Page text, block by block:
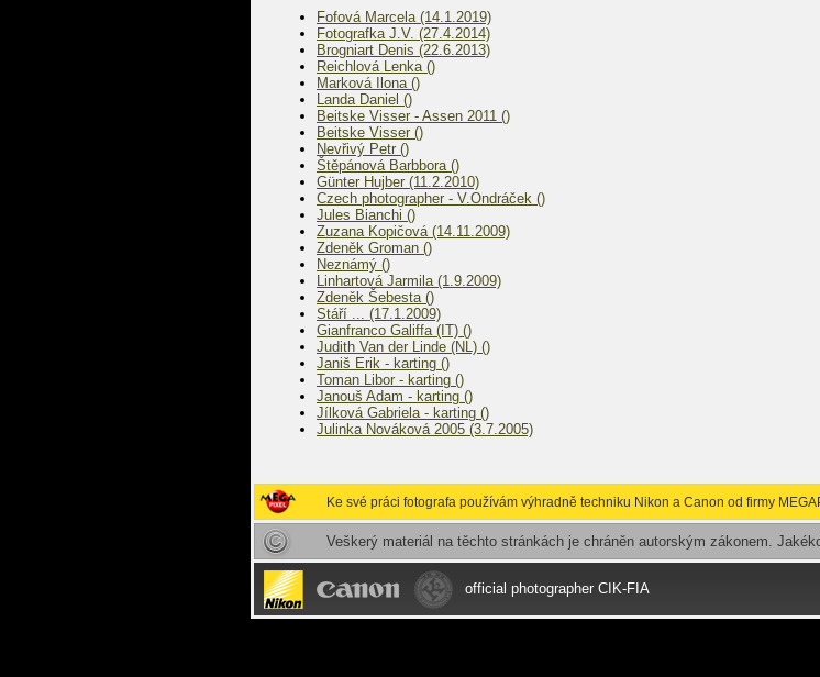
Fofová Marcela (14.1.2019)
Fotografka J.V. (27.4.2014)
Brogniart Denis (22.6.2013)
Reichlová Lenka ()
Marková Ilona ()
Landa Daniel ()
Beitske Visser - Assen 2011 ()
Beitske Visser ()
Nevřivý Petr ()
Štěpánová Barbbora ()
Günter Hujber (11.2.2010)
Czech photographer - V.Ondráček ()
Jules Bianchi ()
Zuzana Kopičová (14.11.2009)
Zdeněk Groman ()
Neznámý ()
Linhartová Jarmila (1.9.2009)
Zdeněk Šebesta ()
Stáří ... (17.1.2009)
Gianfranco Galiffa (IT) ()
Judith Van der Linde (NL) ()
Janiš Erik - karting ()
Toman Libor - karting ()
Janouš Adam - karting ()
Jílková Gabriela - karting ()
Julinka Nováková 2005 (3.7.2005)
Ke své práci fotografa používám výhradně techniku Nikon a Canon od firmy
Veškerý materiál na těchto stránkách je chráněn autorským zákonem.
official photographer CIK-FIA